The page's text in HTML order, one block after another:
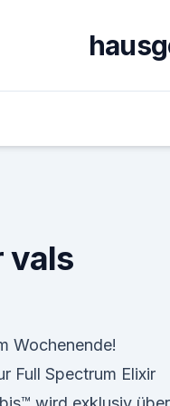
vals
Wochenende!
Full Spectrum Elixir